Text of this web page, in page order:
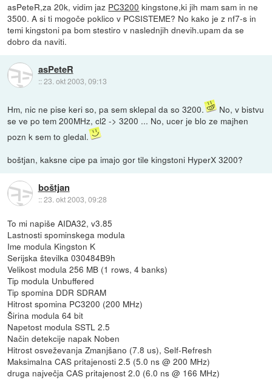
asPeteR,za 20k, vidim jaz PC3200 kingstone,ki jih mam sam in ne
3500. A si ti mogoče poklico v PCSISTEME? No kako je z nf7-s in
temi kingstoni pa bom stestiro v naslednjih dnevih.upam da se
dobro da naviti.
asPeteR
::23. okt 2003, 09:13
Hm, nic ne pise keri so, pa sem sklepal da so 3200.
No, v bistvu
se ve po tem 200MHz, cl2 -> 3200 ... No, ucer je blo ze majhen
pozn k sem to gledal.
boštjan, kaksne cipe pa imajo gor tile kingstoni HyperX 3200?
boštjan
::23. okt 2003, 09:28
To mi napiše AIDA32, v3.85
Lastnosti spominskega modula
Ime modula Kingston K
Serijska številka 030484B9h
Velikost modula 256 MB (1 rows, 4 banks)
Tip modula Unbuffered
Tip spomina DDR SDRAM
Hitrost spomina PC3200 (200 MHz)
Širina modula 64 bit
Napetost modula SSTL 2.5
Način detekcije napak Noben
Hitrost osveževanja Zmanjšano (7.8 us), Self-Refresh
Maksimalna CAS pritajenosti 2.5 (5.0 ns @ 200 MHz)
druga največja CAS pritajenost 2.0 (6.0 ns @ 166 MHz)